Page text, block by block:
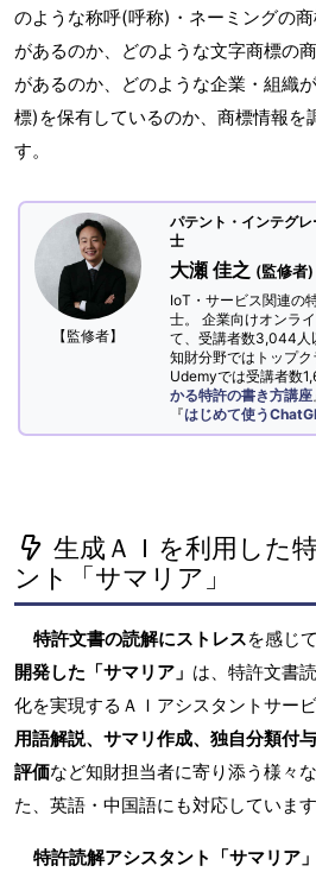
のような称呼(呼称)・ネーミングの
があるのか、どのような文字商標の
があるのか、どのような企業・組織
標)を保有しているのか、商標情報を
す。
【監修者】
パテント・インテグ
士
大瀬 佳之 (監修者)
IoT・サービス関連の
士。 企業向けオンラ
て、受講者数3,044人
知財分野ではトップク
Udemyでは受講者数
かる特許の書き方講座
『はじめて使う
生成ＡＩを利用した
ント「サマリア」
特許文書の読解にストレスを感じ
開発した「サマリア」 は、特許文書
化を実現するＡＩアシスタントサー
用語解説、サマリ作成、独自分類付
評価など知財担当者に寄り添う様々
た、英語・中国語にも対応しています
特許読解アシスタント「サマリア」